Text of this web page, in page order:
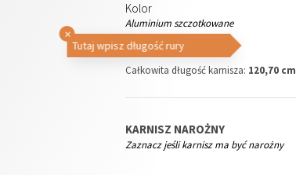
Kolor
Aluminium szczotkowane
×
Tutaj wpisz długość rury
Długość profilu
Całkowita długość karnisza: 120,70 cm
KARNISZ NAROŻNY
Zaznacz jeśli karnisz ma być narożny